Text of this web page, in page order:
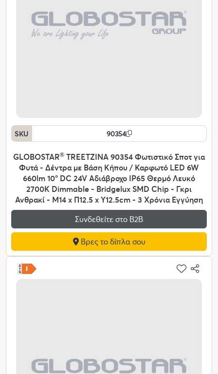
SKU 90354
GLOBOSTAR® TREETZINA 90354 Φωτιστικό Σποτ για
Φυτά - Δέντρα με Βάση Κήπου / Καρφωτό LED 6W
660lm 10° DC 24V Αδιάβροχο IP65 Θερμό Λευκό
2700K Dimmable - Bridgelux SMD Chip - Γκρι
Ανθρακί - Μ14 x Π12.5 x Υ12.5cm - 3 Χρόνια Εγγύηση
Συνδεθείτε στο Β2Β
Βρες το δίπλα σου